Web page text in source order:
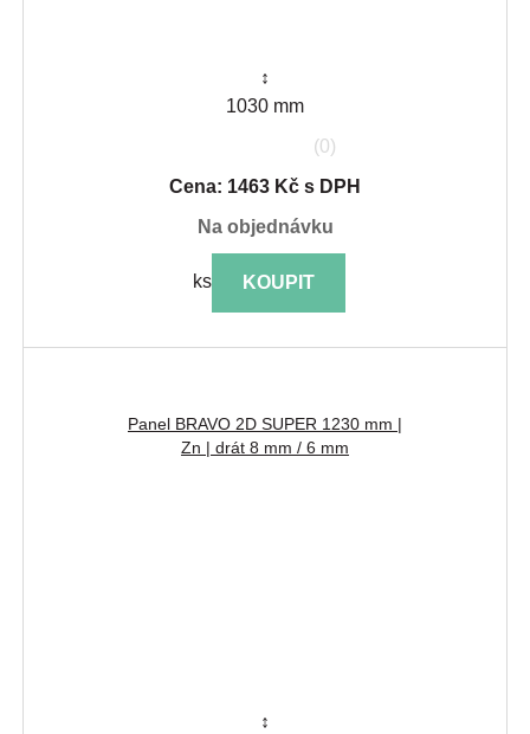
↕
1030 mm
(0)
Cena: 1463 Kč s DPH
na objednávku
ks KOUPIT
Panel BRAVO 2D SUPER 1230 mm |
Zn | drát 8 mm / 6 mm
↕